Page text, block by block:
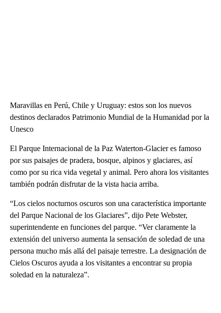
Maravillas en Perú, Chile y Uruguay: estos son los nuevos
destinos declarados Patrimonio Mundial de la Humanidad por la
Unesco
El Parque Internacional de la Paz Waterton-Glacier es famoso
por sus paisajes de pradera, bosque, alpinos y glaciares, así
como por su rica vida vegetal y animal. Pero ahora los visitantes
también podrán disfrutar de la vista hacia arriba.
“Los cielos nocturnos oscuros son una característica importante
del Parque Nacional de los Glaciares”, dijo Pete Webster,
superintendente en funciones del parque. “Ver claramente la
extensión del universo aumenta la sensación de soledad de una
persona mucho más allá del paisaje terrestre. La designación de
Cielos Oscuros ayuda a los visitantes a encontrar su propia
soledad en la naturaleza”.